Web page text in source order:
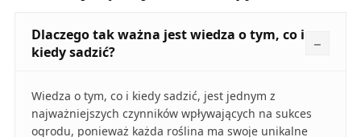
Dlaczego tak ważna jest wiedza o tym, co i
kiedy sadzić?
Wiedza o tym, co i kiedy sadzić, jest jednym z
najważniejszych czynników wpływających na sukces
ogrodu, ponieważ każda roślina ma swoje unikalne